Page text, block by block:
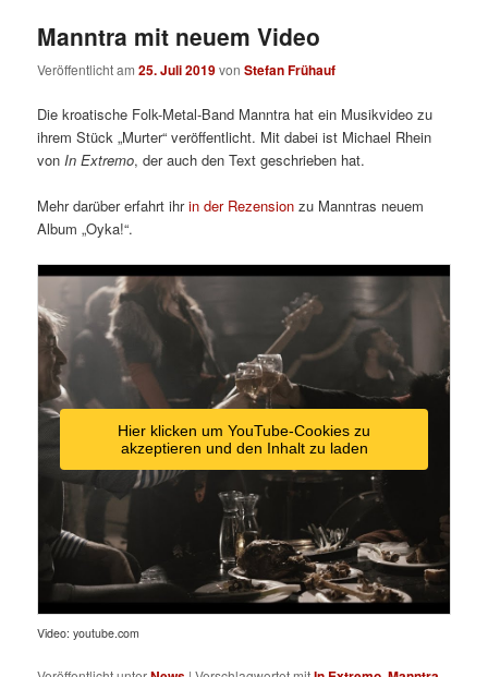
Manntra mit neuem Video
Veröffentlicht am25. Juli 2019vonStefan Frühauf
Die kroatische Folk-Metal-Band Manntra hat ein Musikvideo zu
ihrem Stück „Murter“ veröffentlicht. Mit dabei ist Michael Rhein
vonIn Extremo, der auch den Text geschrieben hat.
Mehr darüber erfahrt ihrin der Rezension zu Manntras neuem
Album „Oyka!“.
Hier klicken um YouTube-Cookies zu
akzeptieren und den Inhalt zu laden
Video: youtube.com